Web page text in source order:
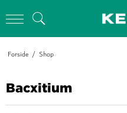
Forside / Shop
Bacxitium